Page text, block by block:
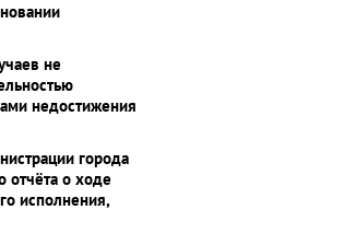
не
недостижения
города
отчёта о ходе
исполнения,